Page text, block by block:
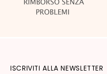
ISCRIVITI ALLA NEWSLETTER